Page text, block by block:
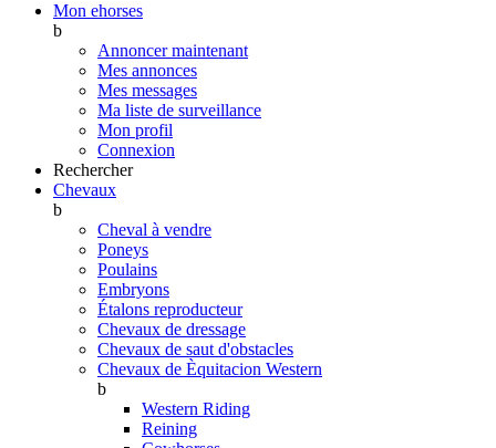
Mon ehorses
b
Annoncer maintenant
Mes annonces
Mes messages
Ma liste de surveillance
Mon profil
Connexion
Rechercher
Chevaux
b
Cheval à vendre
Poneys
Poulains
Embryons
Étalons reproducteur
Chevaux de dressage
Chevaux de saut d'obstacles
Chevaux de Èquitacion Western
b
Western Riding
Reining